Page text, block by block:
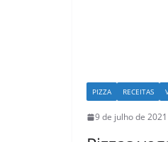
PIZZA RECEITAS
9 de julho de 2021